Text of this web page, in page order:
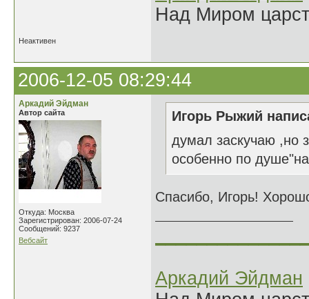
Над Миром
Неактивен
2006-12-05 08:29:44
Аркадий Эйдман
Автор сайта
Откуда: Москва
Зарегистрирован: 2006-07-24
Сообщений: 9237
Вебсайт
Игорь Рыжий
думал заскучаю ,но
особенно по
Спасибо, Игорь!
Аркадий Эйдман